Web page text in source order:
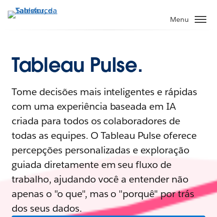
Menu
Tableau Pulse.
Tome decisões mais inteligentes e rápidas
com uma experiência baseada em IA
criada para todos os colaboradores de
todas as equipes. O Tableau Pulse oferece
percepções personalizadas e exploração
guiada diretamente em seu fluxo de
trabalho, ajudando você a entender não
apenas o "o que", mas o "porquê" por trás
dos seus dados.